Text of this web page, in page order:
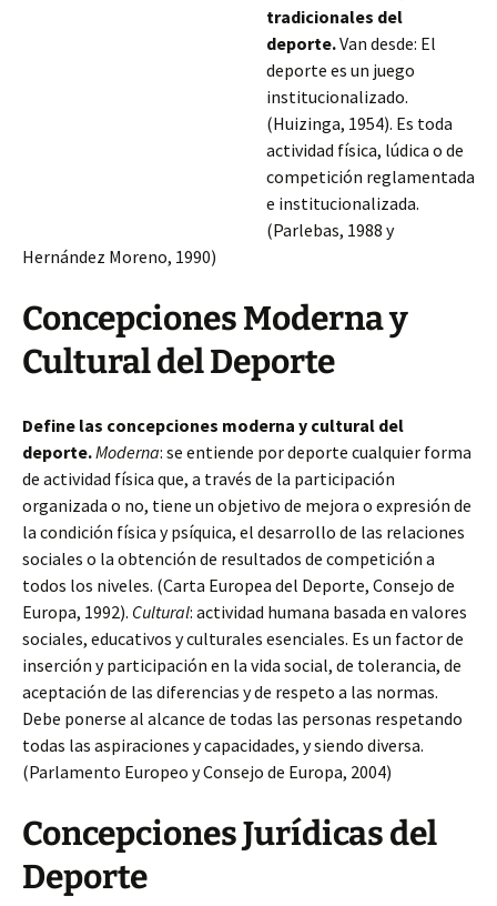
tradicionales del
deporte.Van desde: El
deporte es un juego
institucionalizado.
(Huizinga, 1954). Es toda
actividad física, lúdica o de
competición reglamentada
e institucionalizada.
(Parlebas, 1988 y
Hernández Moreno, 1990)
Concepciones Moderna y
Cultural del Deporte
Define las concepciones moderna y cultural del
deporte.Moderna: se entiende por deporte cualquier forma
de actividad física que, a través de la participación
organizada o no, tiene un objetivo de mejora o expresión de
la condición física y psíquica, el desarrollo de las relaciones
sociales o la obtención de resultados de competición a
todos los niveles. (Carta Europea del Deporte, Consejo de
Europa, 1992). Cultural: actividad humana basada en valores
sociales, educativos y culturales esenciales. Es un factor de
inserción y participación en la vida social, de tolerancia, de
aceptación de las diferencias y de respeto a las normas.
Debe ponerse al alcance de todas las personas respetando
todas las aspiraciones y capacidades, y siendo diversa.
(Parlamento Europeo y Consejo de Europa, 2004)
Concepciones Jurídicas del
Deporte